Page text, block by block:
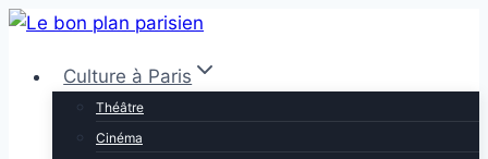
Aller
contenuCulture à Paris
Théâtre
Cinéma